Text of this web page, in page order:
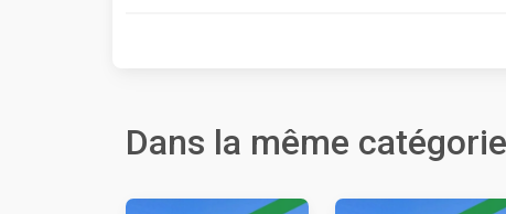
Dans la même catégorie